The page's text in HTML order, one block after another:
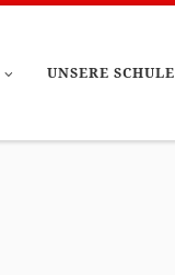
UNSERE SCHULE